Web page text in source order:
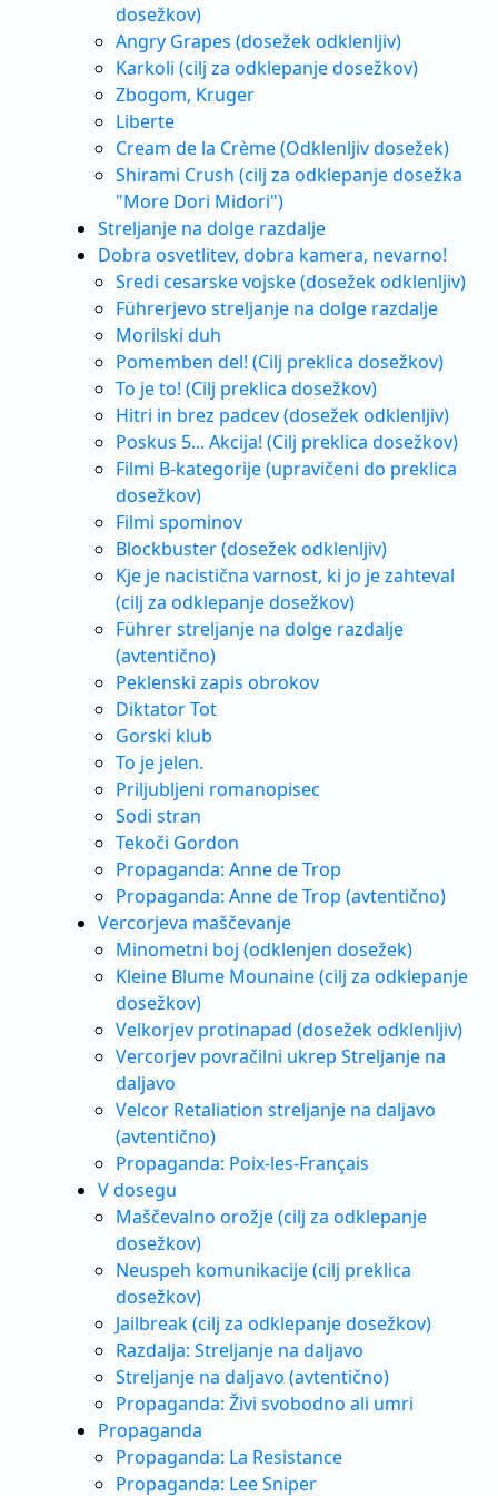
dosežkov)
Angry Grapes (dosežek odklenljiv)
Karkoli (cilj za odklepanje dosežkov)
Zbogom, Kruger
Liberte
Cream de la Crème (Odklenljiv dosežek)
Shirami Crush (cilj za odklepanje dosežka
"More Dori Midori")
Streljanje na dolge razdalje
Dobra osvetlitev, dobra kamera, nevarno!
Sredi cesarske vojske (dosežek odklenljiv)
Führerjevo streljanje na dolge razdalje
Morilski duh
Pomemben del! (Cilj preklica dosežkov)
To je to! (Cilj preklica dosežkov)
Hitri in brez padcev (dosežek odklenljiv)
Poskus 5... Akcija! (Cilj preklica dosežkov)
Filmi B-kategorije (upravičeni do preklica
dosežkov)
Filmi spominov
Blockbuster (dosežek odklenljiv)
Kje je nacistična varnost, ki jo je zahteval
(cilj za odklepanje dosežkov)
Führer streljanje na dolge razdalje
(avtentično)
Peklenski zapis obrokov
Diktator Tot
Gorski klub
To je jelen.
Priljubljeni romanopisec
Sodi stran
Tekoči Gordon
Propaganda: Anne de Trop
Propaganda: Anne de Trop (avtentično)
Vercorjeva maščevanje
Minometni boj (odklenjen dosežek)
Kleine Blume Mounaine (cilj za odklepanje
dosežkov)
Velkorjev protinapad (dosežek odklenljiv)
Vercorjev povračilni ukrep Streljanje na
daljavo
Velcor Retaliation streljanje na daljavo
(avtentično)
Propaganda: Poix-les-Français
V dosegu
Maščevalno orožje (cilj za odklepanje
dosežkov)
Neuspeh komunikacije (cilj preklica
dosežkov)
Jailbreak (cilj za odklepanje dosežkov)
Razdalja: Streljanje na daljavo
Streljanje na daljavo (avtentično)
Propaganda: Živi svobodno ali umri
Propaganda
Propaganda: La Resistance
Propaganda: Lee Sniper